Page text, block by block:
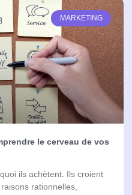
MARKETING
le cerveau de vos
ils achètent. Ils croient
rationnelles,